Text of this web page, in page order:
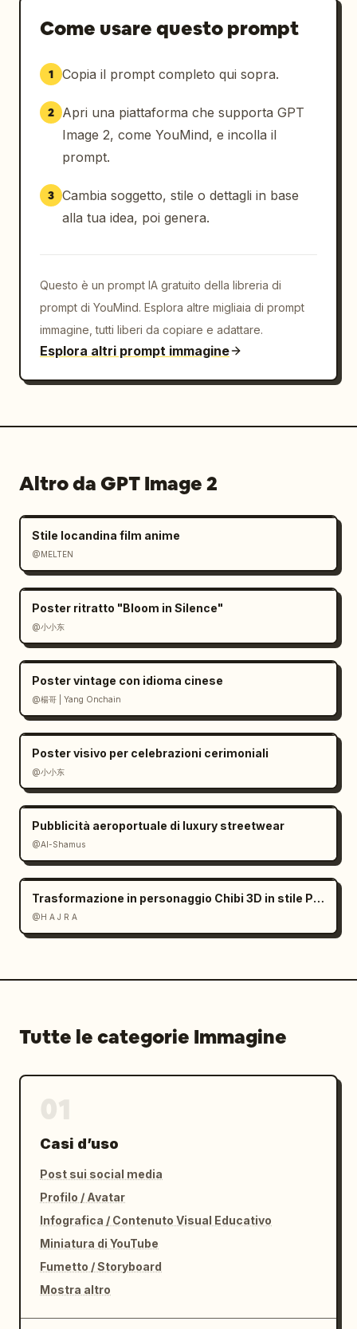
Come usare questo prompt
1 Copia il prompt completo qui sopra.
2
Apri una piattaforma che supporta GPT
Image 2, come YouMind, e incolla il
prompt.
3 Cambia soggetto, stile o dettagli in base
alla tua idea, poi genera.
Questo è un prompt IA gratuito della libreria di
prompt di YouMind. Esplora altre migliaia di prompt
immagine, tutti liberi da copiare e adattare.
Esplora altri prompt immagine
Altro da GPT Image 2
Stile locandina film anime
@MELTEN
Poster ritratto "Bloom in Silence"
@小小东
Poster vintage con idioma cinese
@楊哥 | Yang Onchain
Poster visivo per celebrazioni cerimoniali
@小小东
Pubblicità aeroportuale di luxury streetwear
@Al-Shamus
Trasformazione in personaggio Chibi 3D in stile Pixar
@H A J R A
Tutte le categorie Immagine
Casi d’uso
Post sui social media
Profilo / Avatar
Infografica / Contenuto Visual Educativo
Miniatura di YouTube
Fumetto / Storyboard
Mostra altro